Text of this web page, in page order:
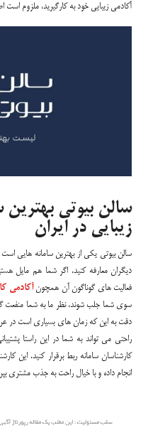
آکادمی زیبایی خود به کارگیرید، ملزوم
سالن بیوتی بهترین
زیبایی در ایران
سالن بیوتی یکی از بهترین سامانه هایی
دیگران معارفه کنید. اگر شما هم مایل
فعالیت های گوناگون آن همچونآکادمی
سوی شما جلب شوند، نظر ما به شما منفعت
دقت به این که زمان های بسیاری است در
راحتی می تواند به شما در این راستا
کارشناسان سامانه ربط برقرار کنید. این
انجام داده و با خیال راحت به جذب مشتری